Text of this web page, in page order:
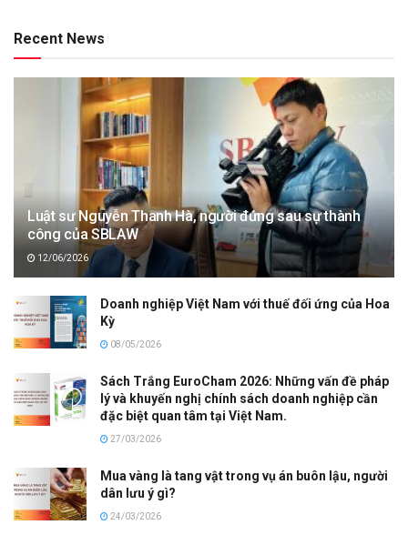
Recent News
Luật sư Nguyễn Thanh Hà, người đứng sau sự thành
công của SBLAW
12/06/2026
Doanh nghiệp Việt Nam với thuế đối ứng của Hoa
Kỳ
08/05/2026
Sách Trắng EuroCham 2026: Những vấn đề pháp
lý và khuyến nghị chính sách doanh nghiệp cần
đặc biệt quan tâm tại Việt Nam.
27/03/2026
Mua vàng là tang vật trong vụ án buôn lậu, người
dân lưu ý gì?
24/03/2026